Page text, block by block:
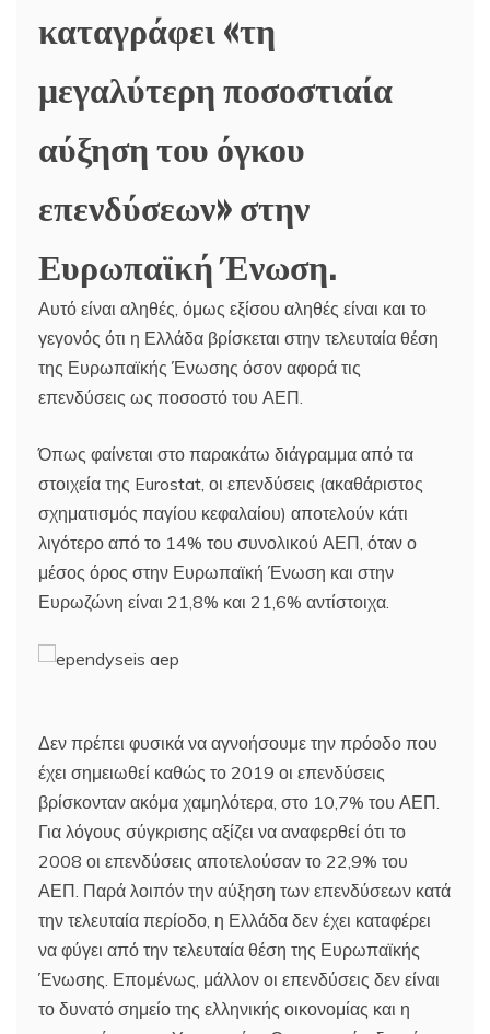
καταγράφει «τη
μεγαλύτερη ποσοστιαία
αύξηση του όγκου
επενδύσεων» στην
Ευρωπαϊκή Ένωση.
Αυτό είναι αληθές, όμως εξίσου αληθές είναι και το
γεγονός ότι η Ελλάδα βρίσκεται στην τελευταία θέση
της Ευρωπαϊκής Ένωσης όσον αφορά τις
επενδύσεις ως ποσοστό του ΑΕΠ.
Όπως φαίνεται στο παρακάτω διάγραμμα από τα
στοιχεία της Eurostat, οι επενδύσεις (ακαθάριστος
σχηματισμός παγίου κεφαλαίου) αποτελούν κάτι
λιγότερο από το 14% του συνολικού ΑΕΠ, όταν ο
μέσος όρος στην Ευρωπαϊκή Ένωση και στην
Ευρωζώνη είναι 21,8% και 21,6% αντίστοιχα.
Δεν πρέπει φυσικά να αγνοήσουμε την πρόοδο που
έχει σημειωθεί καθώς το 2019 οι επενδύσεις
βρίσκονταν ακόμα χαμηλότερα, στο 10,7% του ΑΕΠ.
Για λόγους σύγκρισης αξίζει να αναφερθεί ότι το
2008 οι επενδύσεις αποτελούσαν το 22,9% του
ΑΕΠ. Παρά λοιπόν την αύξηση των επενδύσεων κατά
την τελευταία περίοδο, η Ελλάδα δεν έχει καταφέρει
να φύγει από την τελευταία θέση της Ευρωπαϊκής
Ένωσης. Επομένως, μάλλον οι επενδύσεις δεν είναι
το δυνατό σημείο της ελληνικής οικονομίας και η